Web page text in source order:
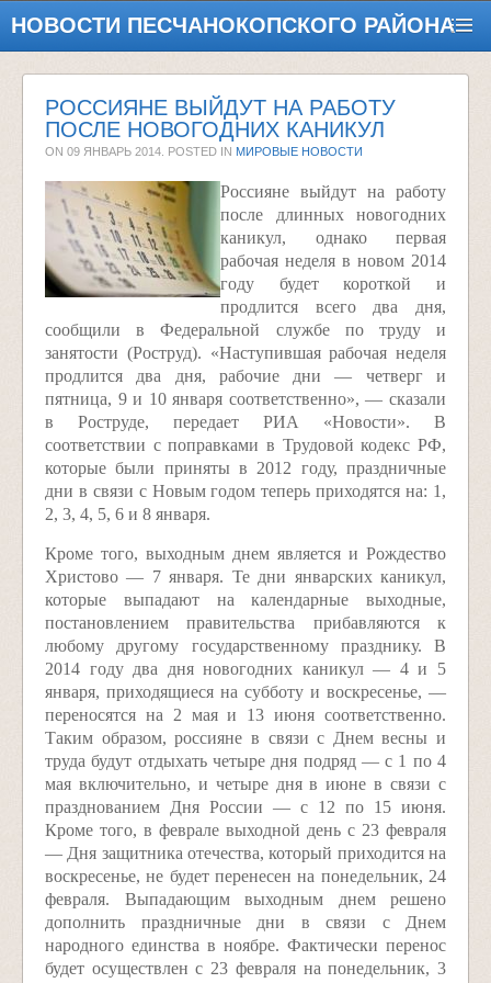
НОВОСТИ ПЕСЧАНОКОПСКОГО РАЙОНА
РОССИЯНЕ ВЫЙДУТ НА РАБОТУ
ПОСЛЕ НОВОГОДНИХ КАНИКУЛ
ON 09 ЯНВАРЬ 2014 . POSTED IN МИРОВЫЕ НОВОСТИ
Россияне выйдут на работу
после длинных новогодних
каникул, однако первая
рабочая неделя в новом 2014
году будет короткой и
продлится всего два дня,
сообщили в Федеральной службе по труду и
занятости (Роструд). «Наступившая рабочая неделя
продлится два дня, рабочие дни — четверг и
пятница, 9 и 10 января соответственно», — сказали
в Роструде, передает РИА «Новости». В
соответствии с поправками в Трудовой кодекс РФ,
которые были приняты в 2012 году, праздничные
дни в связи с Новым годом теперь приходятся на: 1,
2, 3, 4, 5, 6 и 8 января.
Кроме того, выходным днем является и Рождество
Христово — 7 января. Те дни январских каникул,
которые выпадают на календарные выходные,
постановлением правительства прибавляются к
любому другому государственному празднику. В
2014 году два дня новогодних каникул — 4 и 5
января, приходящиеся на субботу и воскресенье, —
переносятся на 2 мая и 13 июня соответственно.
Таким образом, россияне в связи с Днем весны и
труда будут отдыхать четыре дня подряд — с 1 по 4
мая включительно, и четыре дня в июне в связи с
празднованием Дня России — с 12 по 15 июня.
Кроме того, в феврале выходной день с 23 февраля
— Дня защитника отечества, который приходится на
воскресенье, не будет перенесен на понедельник, 24
февраля. Выпадающим выходным днем решено
дополнить праздничные дни в связи с Днем
народного единства в ноябре. Фактически перенос
будет осуществлен с 23 февраля на понедельник, 3